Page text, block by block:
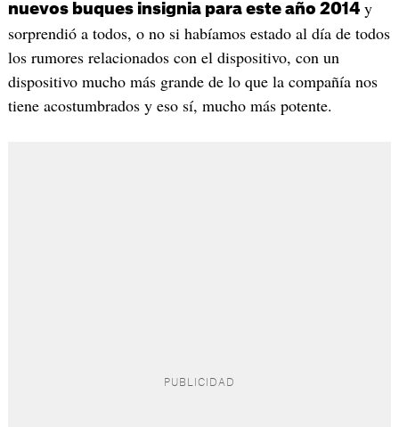
nuevos buques insignia para este año 2014y
sorprendió a todos, o no si habíamos estado al día de todos
los rumores relacionados con el dispositivo, con un
dispositivo mucho más grande de lo que la compañía nos
tiene acostumbrados y eso sí, mucho más potente.